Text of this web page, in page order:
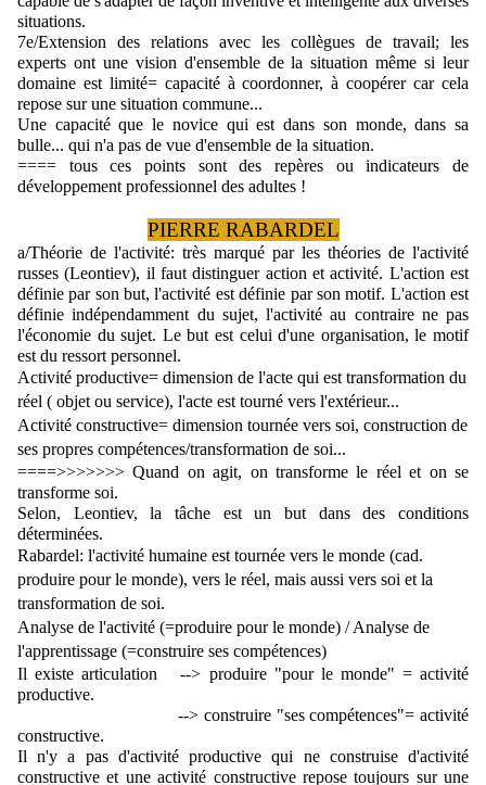
situations.
7e/Extension des relations avec les collègues de travail; les
experts ont une vision d'ensemble de la situation même si leur
domaine est limité= capacité à coordonner, à coopérer car cela
repose sur une situation commune...
Une capacité que le novice qui est dans son monde, dans sa
bulle... qui n'a pas de vue d'ensemble de la situation.
==== tous ces points sont des repères ou indicateurs de
développement professionnel des adultes !
PIERRE RABARDEL
a/Théorie de l'activité: très marqué par les théories de l'activité
russes (Leontiev), il faut distinguer action et activité. L'action est
définie par son but, l'activité est définie par son motif. L'action est
définie indépendamment du sujet, l'activité au contraire ne pas
l'économie du sujet. Le but est celui d'une organisation, le motif
est du ressort personnel.
Activité productive= dimension de l'acte qui est transformation du
réel ( objet ou service), l'acte est tourné vers l'extérieur...
Activité constructive= dimension tournée vers soi, construction de
ses propres compétences/transformation de soi...
====>>>>>>> Quand on agit, on transforme le réel et on se
transforme soi.
Selon, Leontiev, la tâche est un but dans des conditions
déterminées.
Rabardel: l'activité humaine est tournée vers le monde (cad.
produire pour le monde), vers le réel, mais aussi vers soi et la
transformation de soi.
Analyse de l'activité (=produire pour le monde) / Analyse de
l'apprentissage (=construire ses compétences)
Il existe articulation   --> produire "pour le monde" = activité
productive.
--> construire "ses compétences"= activité
constructive.
Il n'y a pas d'activité productive qui ne construise d'activité
constructive et une activité constructive repose toujours sur une